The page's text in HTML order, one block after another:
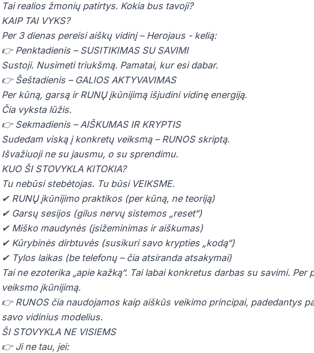
Tai realios žmonių patirtys. Kokia bus tavoji?
KAIP TAI VYKS?
Per 3 dienas pereisi aiškų vidinį – Herojaus - kelią:
👉 Penktadienis – SUSITIKIMAS SU SAVIMI
Sustoji. Nusimeti triukšmą. Pamatai, kur esi dabar.
👉 Šeštadienis – GALIOS AKTYVAVIMAS
Per kūną, garsą ir RUNŲ įkūnijimą išjudini vidinę energiją.
Čia vyksta lūžis.
👉 Sekmadienis – AIŠKUMAS IR KRYPTIS
Sudedam viską į konkretų veiksmą – RUNOS skriptą.
Išvažiuoji ne su jausmu, o su sprendimu.
KUO ŠI STOVYKLA KITOKIA?
Tu nebūsi stebėtojas. Tu būsi VEIKSME.
✔ RUNŲ įkūnijimo praktikos (per kūną, ne teoriją)
✔ Garsų sesijos (gilus nervų sistemos „reset“)
✔ Miško maudynės (įsižeminimas ir aiškumas)
✔ Kūrybinės dirbtuvės (susikuri savo krypties „kodą“)
✔ Tylos laikas (be telefonų – čia atsiranda atsakymai)
Tai ne ezoterika „apie kažką“. Tai labai konkretus darbas su savimi. Per
veiksmo įkūnijimą.
👉 RUNOS čia naudojamos kaip aiškūs veikimo principai, padedantys
savo vidinius modelius.
ŠI STOVYKLA NE VISIEMS
👉 Ji ne tau, jei: